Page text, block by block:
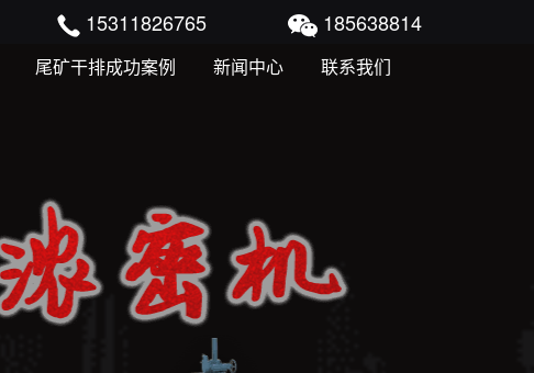
15311826765 185638814
尾矿干排成功案例 新闻中心 联系我们